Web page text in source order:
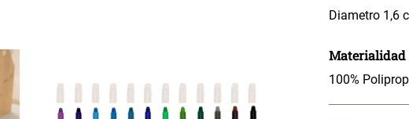
Diametro 1,6
Materialidad
100%